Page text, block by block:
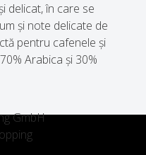
delicat, în care se
și note delicate de
pentru cafenele și
Arabica și 30%
GmbH